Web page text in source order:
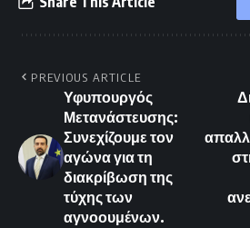
PREVIOUS ARTICLE
Υφυπουργός
Μετανάστευσης:
Συνεχίζουμε τον
αγώνα για τη
διακρίβωση της
τύχης των
αγνοουμένων.